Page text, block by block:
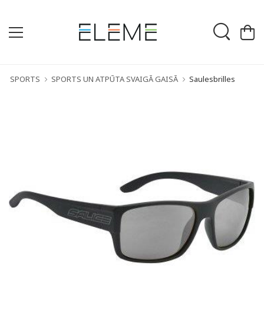
SPORTS SPORTS UN ATPŪTA SVAIGĀ GAISĀ Saulesbrilles